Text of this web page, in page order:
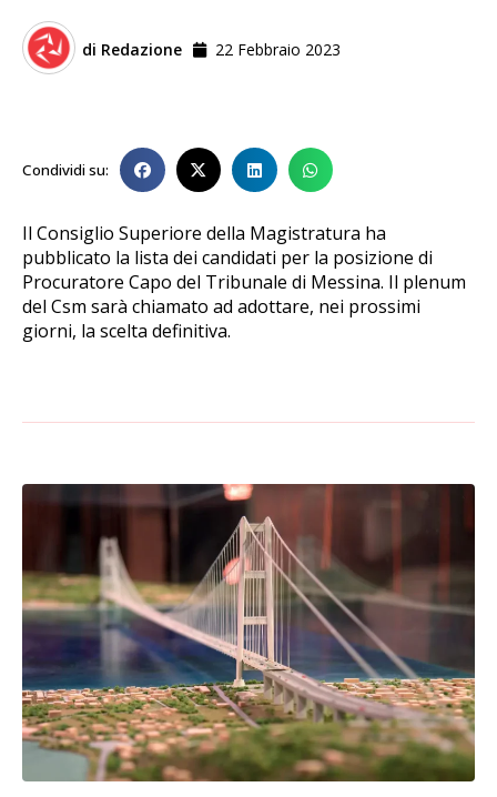
di Redazione 22 Febbraio 2023
Condividi su:
Il Consiglio Superiore della Magistratura ha
pubblicato la lista dei candidati per la posizione di
Procuratore Capo del Tribunale di Messina. Il plenum
del Csm sarà chiamato ad adottare, nei prossimi
giorni, la scelta definitiva.